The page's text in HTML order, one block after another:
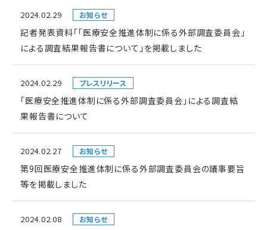
2024.02.29 お知らせ
記者発表資料「「医療安全推進体制に係る外部調査委員会」
による調査結果報告書について」を掲載しました
2024.02.29 プレスリリース
「医療安全推進体制に係る外部調査委員会」による調査結
果報告書について
2024.02.27 お知らせ
第9回医療安全推進体制に係る外部調査委員会の議事要旨
等を掲載しました
2024.02.08 お知らせ